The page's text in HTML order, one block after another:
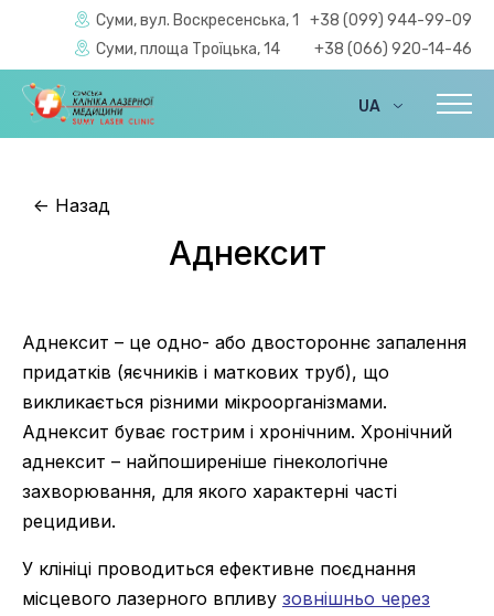
Суми, вул. Воскресенська, 1
+38 (099) 944-99-09
Суми, площа Троїцька, 14
+38 (066) 920-14-46
UA
<- Назад
Аднексит
Аднексит – це одно- або двостороннє запалення
придатків (яєчників і маткових труб), що
викликається різними мікроорганізмами.
Аднексит буває гострим і хронічним. Хронічний
аднексит – найпоширеніше гінекологічне
захворювання, для якого характерні часті
рецидиви.
У клініці проводиться ефективне поєднання
місцевого лазерного впливу зовнішньо через